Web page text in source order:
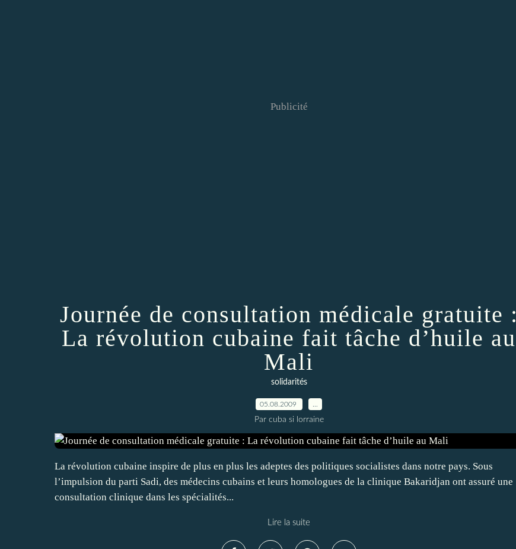
Publicité
Journée de consultation médicale gratuite :
La révolution cubaine fait tâche d’huile au
Mali
solidarités
05.08.2009
Par cuba si lorraine
La révolution cubaine inspire de plus en plus les adeptes des politiques socialistes dans notre pays. Sous
l’impulsion du parti Sadi, des médecins cubains et leurs homologues de la clinique Bakaridjan ont assuré une
consultation clinique dans les spécialités...
Lire la suite